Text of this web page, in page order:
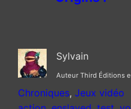
bonheur
Sylvain
Auteur Third Éditions
Chroniques, Jeux vidéo